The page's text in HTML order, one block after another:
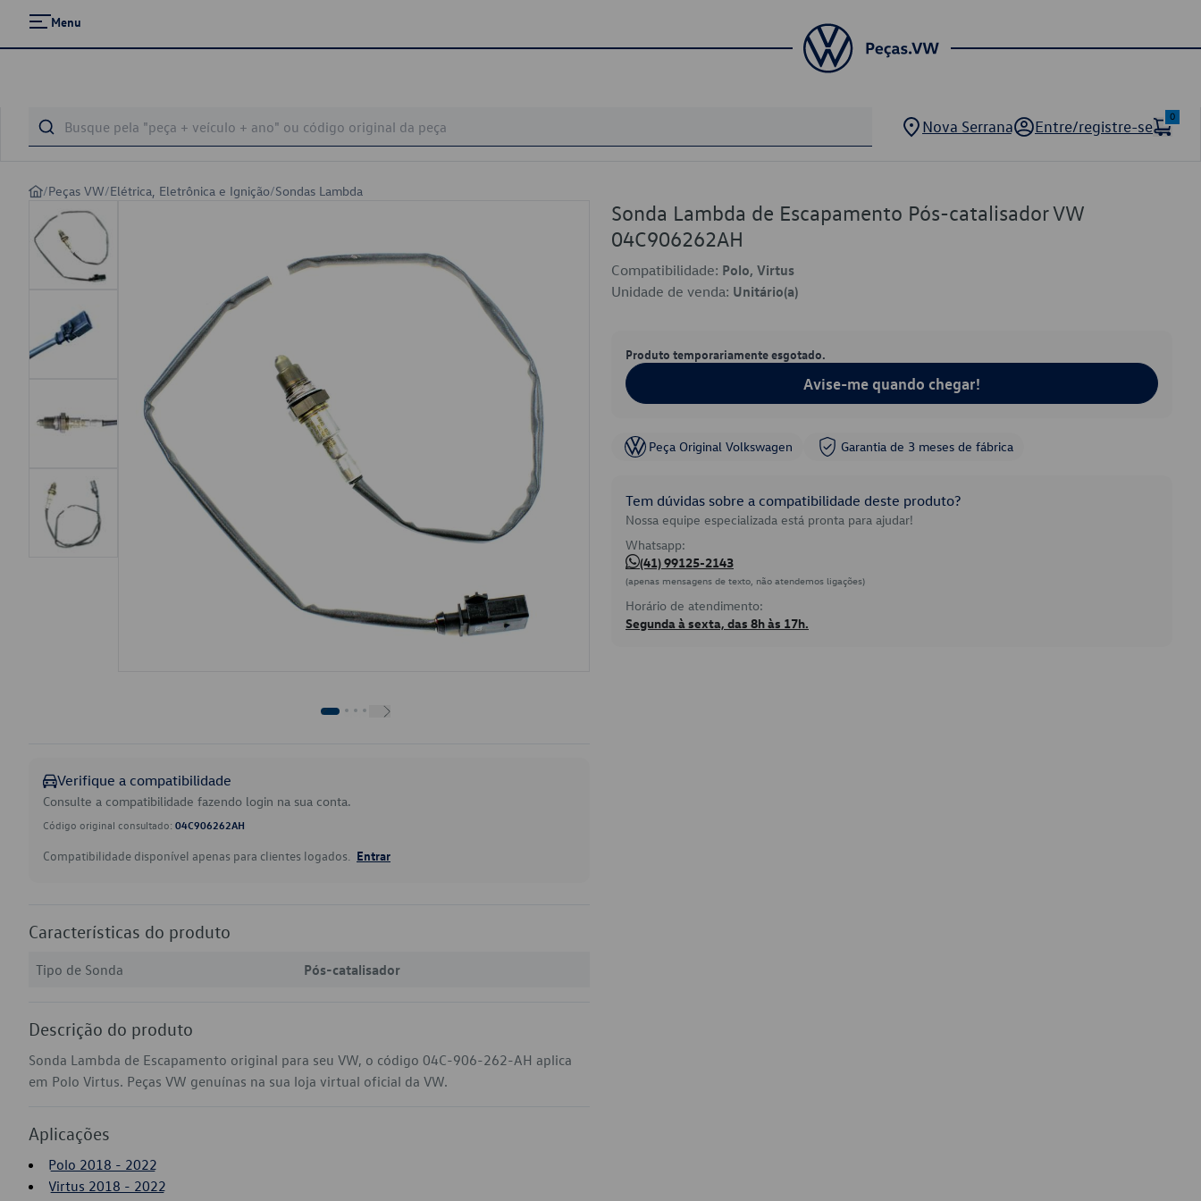
Menu
Nova Serrana Entre/registre-se
0
/Peças VW/Elétrica, Eletrônica e Ignição/Sondas Lambda
Verifique a compatibilidade
Consulte a compatibilidade fazendo login na sua conta.
Código original consultado: 04C906262AH
Compatibilidade disponível apenas para clientes logados. Entrar
Características do produto
Tipo de Sonda Pós-catalisador
Descrição do produto
Sonda Lambda de Escapamento original para seu VW, o código 04C-906-262-AH aplica
em Polo Virtus. Peças VW genuínas na sua loja virtual oficial da VW.
Aplicações
Polo 2018 - 2022
Virtus 2018 - 2022
Sonda Lambda de Escapamento Pós-catalisador VW
04C906262AH
Compatibilidade: Polo, Virtus
Unidade de venda: Unitário(a)
Produto temporariamente esgotado.
Avise-me quando chegar!
Peça Original Volkswagen Garantia de 3 meses de fábrica
Tem dúvidas sobre a compatibilidade deste produto?
Nossa equipe especializada está pronta para ajudar!
Whatsapp:
(41) 99125-2143
(apenas mensagens de texto, não atendemos ligações)
Horário de atendimento:
Segunda à sexta, das 8h às 17h.